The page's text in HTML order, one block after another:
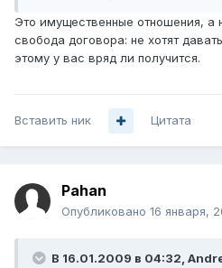
Это имущественные отношения, а
свобода договора: не хотят
этому у вас вряд ли получится.
Вставить ник Цитата
Pahan
Опубликовано 16 января,
В 16.01.2009 в 04:32,